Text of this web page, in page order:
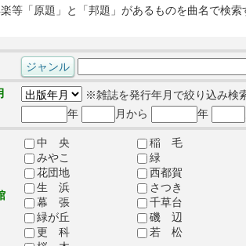
等「原題」と「邦題」があるものを曲名で検
※雑誌を発行年月で絞り込み検
年
月から 年
中 央
稲 毛
みやこ
緑
花団地
西都賀
生 浜
さつき
幕 張
千草台
緑が丘
磯 辺
更 科
若 松